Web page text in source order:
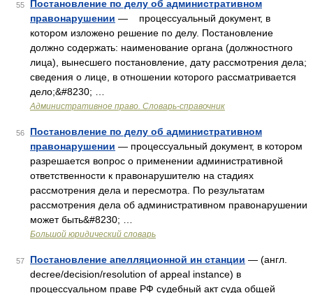
55
Постановление по делу об административном
правонарушении — процессуальный документ, в
котором изложено решение по делу. Постановление
должно содержать: наименование органа (должностного
лица), вынесшего постановление, дату рассмотрения дела;
сведения о лице, в отношении которого рассматривается
дело;&#8230; …
Административное право. Словарь-справочник
56
Постановление по делу об административном
правонарушении — процессуальный документ, в котором
разрешается вопрос о применении административной
ответственности к правонарушителю на стадиях
рассмотрения дела и пересмотра. По результатам
рассмотрения дела об административном правонарушении
может быть&#8230; …
Большой юридический словарь
57 Постановление апелляционной ин станции — (англ.
decree/decision/resolution of appeal instance) в
процессуальном праве РФ судебный акт суда общей